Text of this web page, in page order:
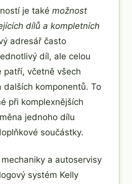
je také možnost
dílů a kompletních
adresář často
díl, ale celou
patří, včetně všech
dalších komponentů. To
při komplexnějších
jednoho dílu
součástky.
a autoservisy
systém Kelly